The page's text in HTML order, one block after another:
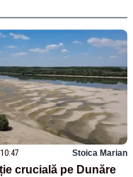
Stoica Marian
crucială pe Dunăre